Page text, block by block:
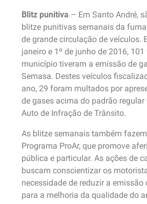
Blitz punitiva – Em Santo André,
blitze punitivas semanais da
de grande circulação de veículos.
janeiro e 1º de junho de 2016,
município tiveram a emissão de
Semasa. Destes veículos
ano, 29 foram multados por
de gases acima do padrão regular
Auto de Infração de Trânsito.
As blitze semanais também
Programa ProAr, que promove
pública e particular. As ações de
buscam conscientizar os
necessidade de reduzir a emissão
para a melhoria da qualidade do